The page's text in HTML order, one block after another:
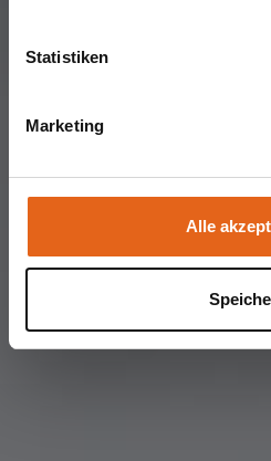
Übereinstimmung mit den
unsere Webseite weiterhin
Statistiken
Marketing
Alle